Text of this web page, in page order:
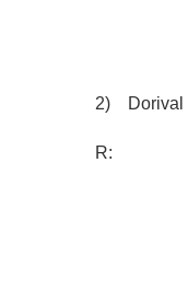
2) Dorival
R: